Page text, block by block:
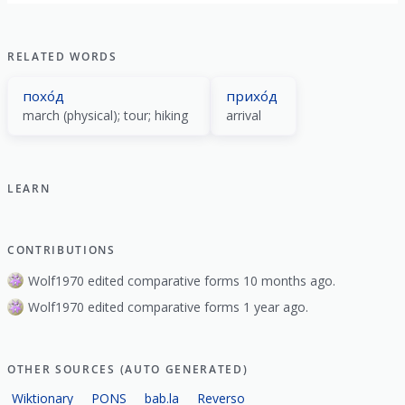
RELATED WORDS
похо́д
march (physical); tour; hiking
прихо́д
arrival
LEARN
CONTRIBUTIONS
Wolf1970 edited comparative forms 10 months ago.
Wolf1970 edited comparative forms 1 year ago.
OTHER SOURCES (AUTO GENERATED)
Wiktionary PONS bab.la Reverso